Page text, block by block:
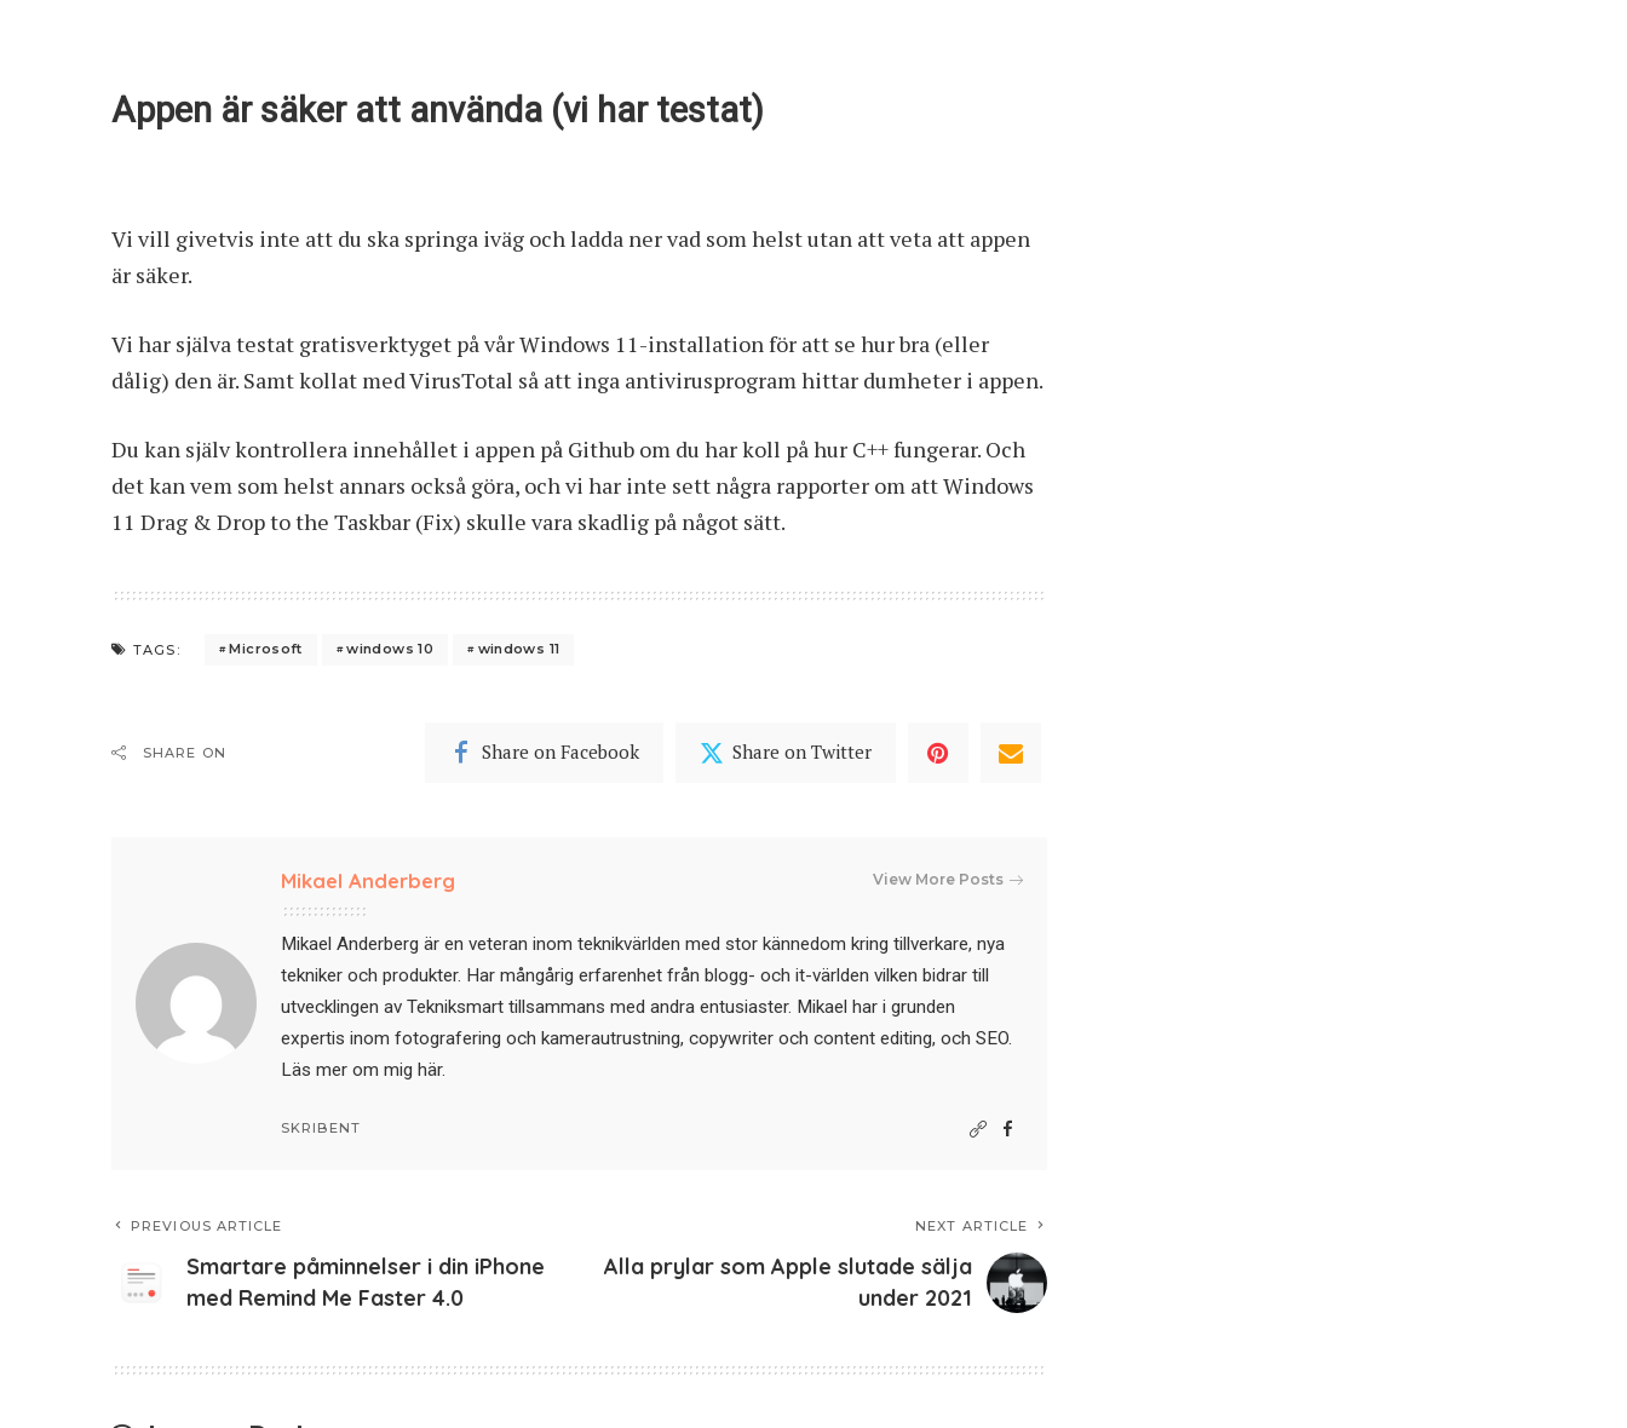
Appen är säker att använda (vi har testat)
Vi vill givetvis inte att du ska springa iväg och ladda ner vad som helst utan att veta att appen
är säker.
Vi har själva testat gratisverktyget på vår Windows 11-installation för att se hur bra (eller
dålig) den är. Samtkollat med VirusTotal så att inga antivirusprogram hittar dumheter i appen.
Du kan själv kontrollera innehållet i appen på Github om du har koll på hur C++ fungerar. Och
det kan vem som helst annars också göra, och vi har inte sett några rapporter om att Windows
11 Drag & Drop to the Taskbar (Fix) skulle vara skadlig på något sätt.
TAGS: Microsoft windows 10 windows 11
SHARE ON Share on Facebook Share on Twitter
Mikael Anderberg View More Posts
Mikael Anderberg är en veteran inom teknikvärlden med stor kännedom kring tillverkare, nya
tekniker och produkter. Har mångårig erfarenhet från blogg- och it-världen vilken bidrar till
utvecklingen av Tekniksmart tillsammans med andra entusiaster. Mikael har i grunden
expertis inom fotografering och kamerautrustning, copywriter och content editing, och SEO.
Läs mer om mig här.
SKRIBENT
PREVIOUS ARTICLE
Smartare påminnelser i din iPhone
med Remind Me Faster 4.0
NEXT ARTICLE
Alla prylar som Apple slutade sälja
under 2021